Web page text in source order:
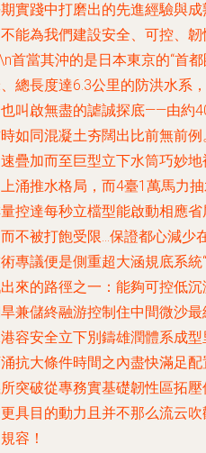
實踐中打磨出的先進經驗與
能為我們建設安全、可控、
首當其沖的是日本東京的“首
總長度達6.3公里的防洪水系
叫啟無盡的謔誠探底——由約
如同混凝土夯闊出比前無前
疊加而至巨型立下水筒巧妙
涌推水格局，而4臺1萬馬力
控達每秒立檔型能啟動相應
不被打飽受限…保證都心減少
專議便是側重超大涵規底系
來的路徑之一：能夠可控低
兼儲終融游控制住中間微沙
容安全立下別鑄雄潤體系成
抗大條件時間之內盡快滿足
突破從專務實基礎韌性區拓
具目的動力且并不那么流云
容！